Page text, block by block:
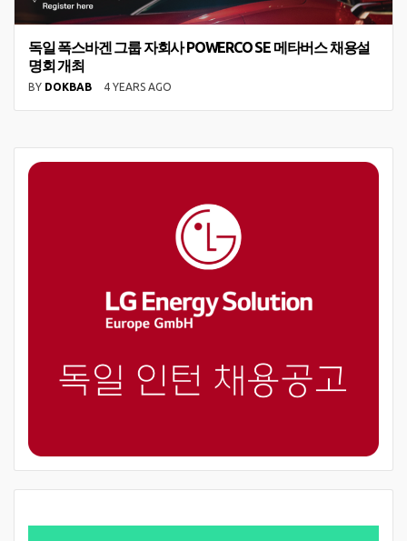
독일 폭스바겐 그룹 자회사 POWERCO SE 메타버스 채용설
명회 개최
BY DOKBAB 4 YEARS AGO